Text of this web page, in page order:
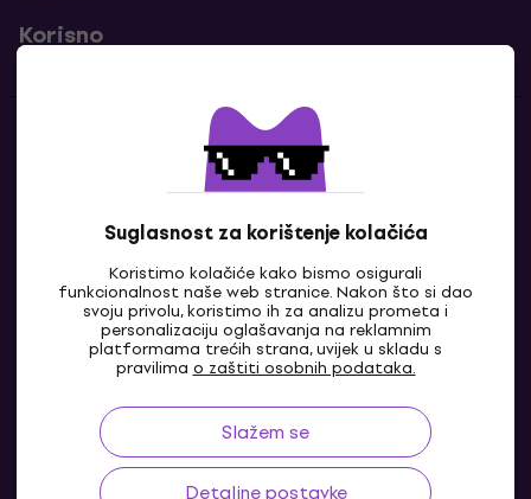
Suglasnost za korištenje kolačića
Koristimo kolačiće kako bismo osigurali
funkcionalnost naše web stranice. Nakon što si dao
svoju privolu, koristimo ih za analizu prometa i
personalizaciju oglašavanja na reklamnim
platformama trećih strana, uvijek u skladu s
pravilima o zaštiti osobnih podataka.
Slažem se
Detaljne postavke
Korisno
Kontakti
Javi nam se
HR